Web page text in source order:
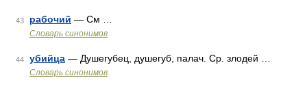
43 рабочий — См …
Словарь синонимов
44 убийца — Душегубец, душегуб, палач. Ср. злодей …
Словарь синонимов